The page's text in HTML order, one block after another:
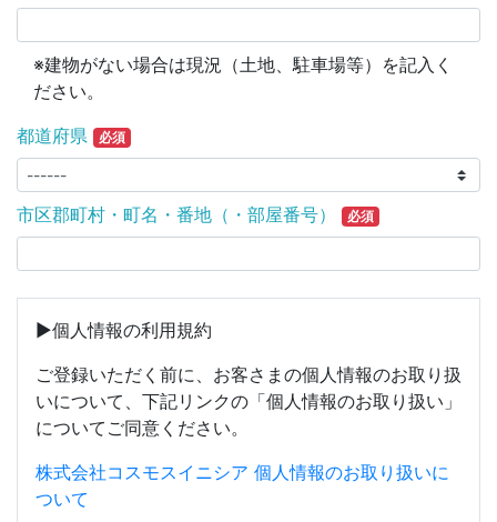
※建物がない場合は現況（土地、駐車場等）を記入く
ださい。
都道府県
必須
市区郡町村・町名・番地（・部屋番号） 必須
▶個人情報の利用規約
ご登録いただく前に、お客さまの個人情報のお取り扱
いについて、下記リンクの「個人情報のお取り扱い」
についてご同意ください。
株式会社コスモスイニシア 個人情報のお取り扱いに
ついて